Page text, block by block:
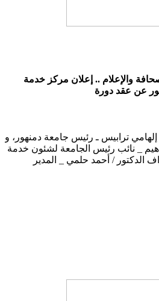
والإعلام .. إعلان مركز خدمة
عن عقد دورة
تحت رعاية الأستاذ الدكتور / إلهامي ترابيس ـ رئيس جامعة دمنهور، و
_ نائب رئيس الجامعة لشئون خدمة
الدكتور / أحمد حلمي _ المدير